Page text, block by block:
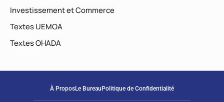
Investissement et Commerce
Textes UEMOA
Textes OHADA
À ProposLe Bureau Politique de Confidentialité